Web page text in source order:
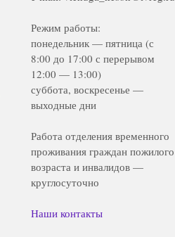
Режим работы:
понедельник — пятница (с
8:00 до 17:00 с перерывом
12:00 — 13:00)
суббота, воскресенье —
выходные дни
Работа отделения временного
проживания граждан пожилого
возраста и инвалидов —
круглосуточно
Наши контакты